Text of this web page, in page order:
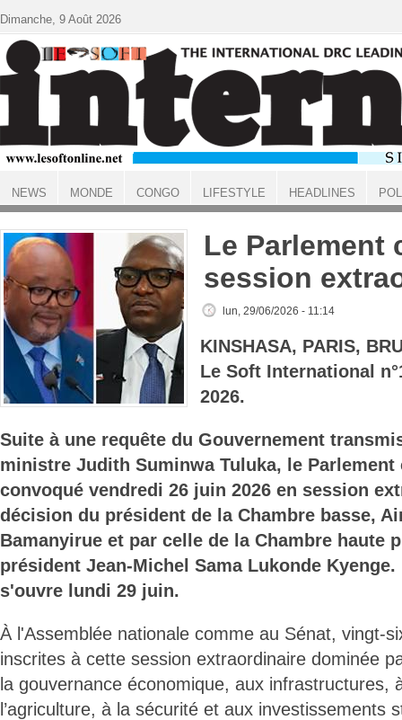
ACCUEIL
Le Parlement
session
lun, 29/06/2026 - 11:14
KINSHASA, PARIS,
Le Soft International
2026.
Suite à une requête du Gouvernement
ministre Judith Suminwa Tuluka, le Parlement
convoqué vendredi 26 juin 2026 en session
décision du président de la Chambre basse,
Bamanyirue et par celle de la Chambre haute
président Jean-Michel Sama Lukonde
s'ouvre lundi 29 juin.
À l'Assemblée nationale comme au Sénat, vingt-
inscrites à cette session extraordinaire dominée
la gouvernance économique, aux infrastructures,
l’agriculture, à la sécurité et aux investissements
Dimanche, 9 Août 2026
NEWS MONDE CONGO LIFESTYLE HEADLINES